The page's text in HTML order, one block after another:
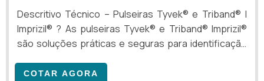
Descritivo Técnico – Pulseiras Tyvek® e Triband® |
Imprizil® ? As pulseiras Tyvek® e Triband® Imprizil®
são soluções práticas e seguras para identificação
ambientes com grande circulação de pessoas.
COTAR AGORA